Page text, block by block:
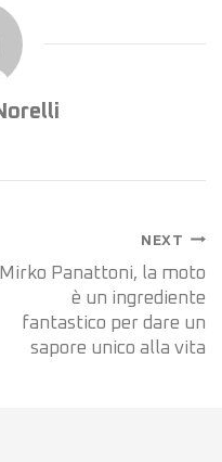
NEXT
Mirko Panattoni, la moto
è un ingrediente
fantastico per dare un
sapore unico alla vita